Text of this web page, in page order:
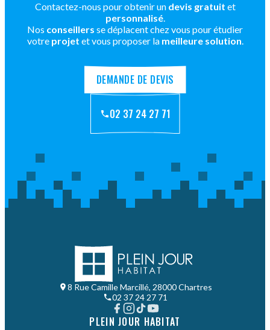
Contactez-nous pour obtenir un devis gratuit et
personnalisé.
Nos conseillers se déplacent chez vous pour étudier
votre projet et vous proposer la meilleure solution.
DEMANDE DE DEVIS
02 37 24 27 71
8 Rue Camille Marcillé, 28000 Chartres
02 37 24 27 71
PLEIN JOUR HABITAT